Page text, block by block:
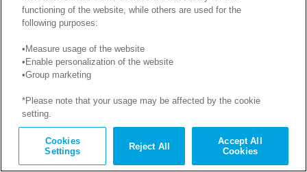
ジネスモデル大図鑑 404社を徹
私が勤務する日本能率協会総合研究所のマーケテ
約を頂いている企業の皆様から、日々、様々な調
査依頼が寄せられている。
functioning of the website, while others are used for the
following purposes:
•Measure usage of the website
•Enable personalization of the website
•Group marketing
*Please note that your usage may be affected by the cookie
setting.
Cookies
Settings
Reject All
Accept All
Cookies